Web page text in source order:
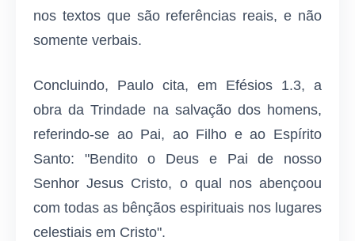
nos textos que são referências reais, e não
somente verbais.
Concluindo, Paulo cita, em Efésios 1.3, a
obra da Trindade na salvação dos homens,
referindo-se ao Pai, ao Filho e ao Espírito
Santo: "Bendito o Deus e Pai de nosso
Senhor Jesus Cristo, o qual nos abençoou
com todas as bênçãos espirituais nos lugares
celestiais em Cristo".